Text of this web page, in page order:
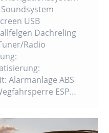
USB
Dachreling
Radio
Alarmanlage ABS
ESP…